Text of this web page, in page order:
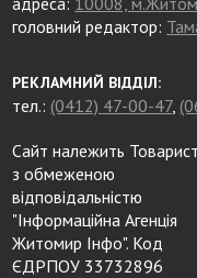
головний редактор:
РЕКЛАМНИЙ ВІДДІЛ:
тел.: (0412) 47-00-47,
Сайт належить
з обмеженою
відповідальністю
"Інформаційна Агенція
Житомир Інфо". Код
ЄДРПОУ 33732896